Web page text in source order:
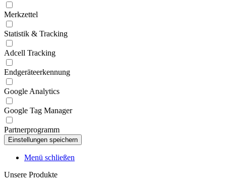
Merkzettel
Statistik & Tracking
Adcell Tracking
Endgeräteerkennung
Google Analytics
Google Tag Manager
Partnerprogramm
Menü schließen
Unsere Produkte